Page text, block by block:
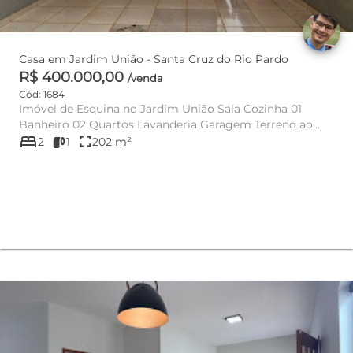
Casa em Jardim União - Santa Cruz do Rio Pardo
R$ 400.000,00 /venda
Cód: 1684
Imóvel de Esquina no Jardim União Sala Cozinha 01
Banheiro 02 Quartos Lavanderia Garagem Terreno ao
Lado
bed2 1 fullscreen202 m²